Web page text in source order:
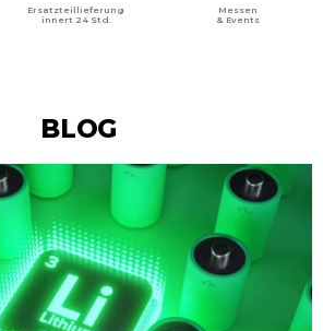
Ersatzteillieferung
innert 24 Std.
Messen
& Events
BLOG